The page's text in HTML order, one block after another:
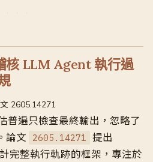
LLM Agent 執行過
2605.14271
普遍只檢查最終輸出，忽略了
論文
2605.14271 提出
完整執行軌跡的框架，專注於